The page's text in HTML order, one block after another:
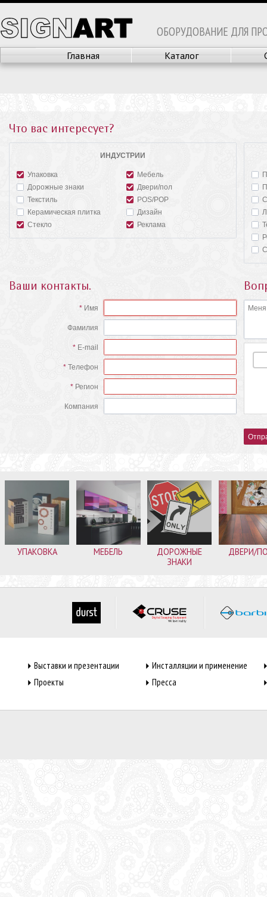
ОБОРУДОВАНИЕ ДЛЯ
Главная Каталог
Что вас интересует?
ИНДУСТРИИ
Упаковка
Мебель
Дорожные знаки
Двери/пол
Текстиль
POS/POP
Керамическая плитка
Дизайн
Стекло
Реклама
Ваши контакты.
Имя
Фамилия
E-mail
Телефон
Регион
Компания
УПАКОВКА МЕБЕЛЬ
ДОРОЖНЫЕ
ЗНАКИ
ДВЕРИ/
Выставки и презентации
Инсталляции и применение
Проекты
Пресса